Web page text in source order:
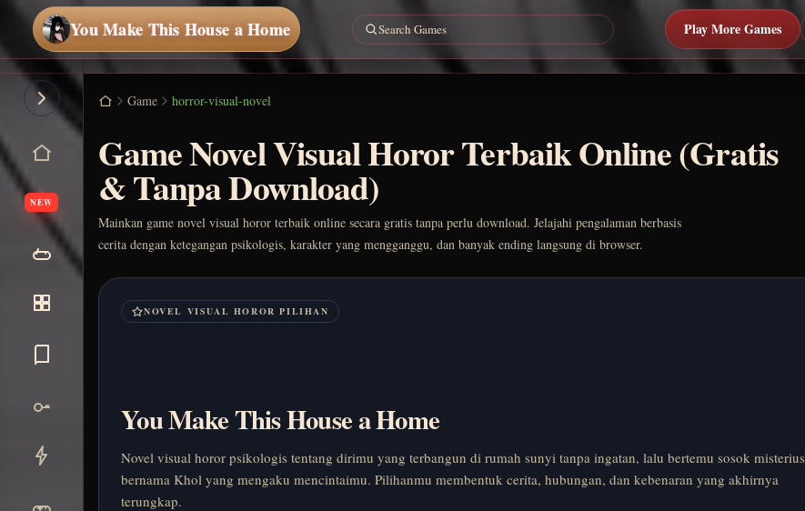
You Make This House a Home Play More Games
NEW
Game horror-visual-novel
Game Novel Visual Horor Terbaik Online (Gratis
& Tanpa Download)
Mainkan game novel visual horor terbaik online secara gratis tanpa perlu download. Jelajahi pengalaman berbasis
cerita dengan ketegangan psikologis, karakter yang mengganggu, dan banyak ending langsung di browser.
NOVEL VISUAL HOROR PILIHAN
You Make This House a Home
Novel visual horor psikologis tentang dirimu yang terbangun di rumah sunyi tanpa ingatan, lalu bertemu sosok misterius
bernama Khol yang mengaku mencintaimu. Pilihanmu membentuk cerita, hubungan, dan kebenaran yang akhirnya
terungkap.